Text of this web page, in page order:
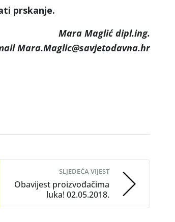
prskanje.
Mara Maglić dipl.ing.
Mara.Maglic@savjetodavna.hr
SLJEDEĆA VIJEST
Obavijest proizvođačima
luka! 02.05.2018.